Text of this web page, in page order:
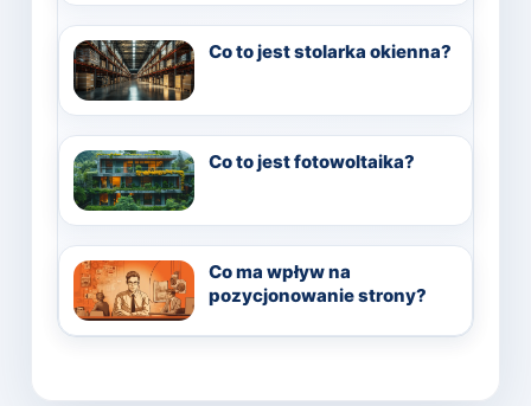
Co to jest stolarka okienna?
Co to jest fotowoltaika?
Co ma wpływ na
pozycjonowanie strony?